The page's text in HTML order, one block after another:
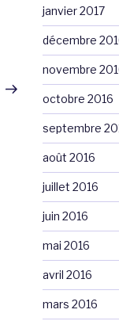
Article
suivant
janvier 2017
décembre
novembre
octobre 2016
septembre
août 2016
juillet 2016
juin 2016
mai 2016
avril 2016
mars 2016